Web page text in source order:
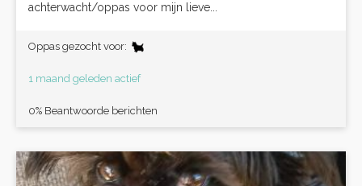
achterwacht/oppas voor mijn lieve...
Oppas gezocht voor:
1 maand geleden actief
0% Beantwoorde berichten